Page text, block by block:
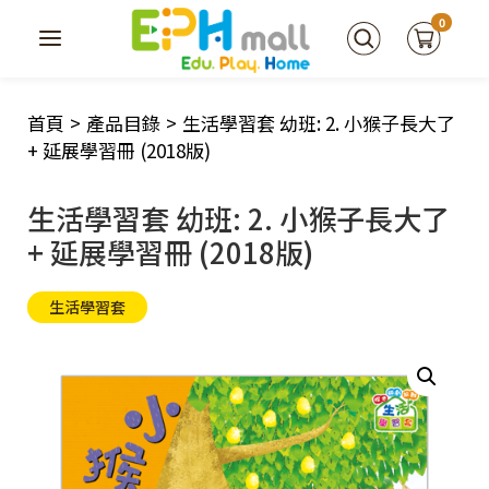
0
首頁 > 產品目錄 > 生活學習套 幼班: 2. 小猴子長大了
+ 延展學習冊 (2018版)
生活學習套 幼班: 2. 小猴子長大了
+ 延展學習冊 (2018版)
生活學習套